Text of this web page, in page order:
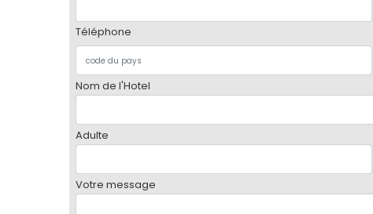
Téléphone
Nom de l'Hotel
Adulte
Votre message